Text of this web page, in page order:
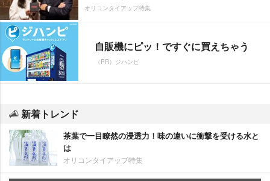
オリコンタイアップ特集
自販機にピッ！ですぐに買えちゃう
（PR）ジハンピ
新着トレンド
茶葉で一目瞭然の浸透力！味の違いに衝撃を受ける水と
は
オリコンタイアップ特集